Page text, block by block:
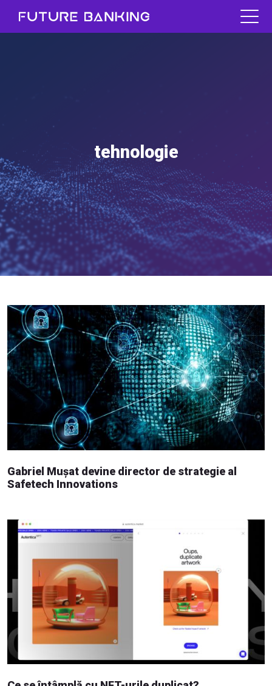
tehnologie
Gabriel Mușat devine director de strategie al
Safetech Innovations